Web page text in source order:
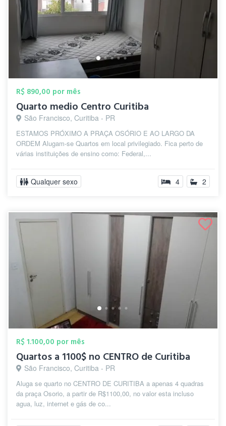
R$ 890,00 por mês
Quarto medio Centro Curitiba
São Francisco, Curitiba - PR
ESTAMOS PRÓXIMO A PRAÇA OSÓRIO E AO LARGO DA
ORDEM Alugam-se Quartos em local privilegiado. Fica perto de
várias instituições de ensino como: Federal,...
Qualquer sexo 4 2
R$ 1.100,00 por mês
Quartos a 1100$ no CENTRO de Curitiba
São Francisco, Curitiba - PR
Aluga se quarto no CENTRO DE CURITIBA a apenas 4 quadras
da praça Osorio, a partir de R$1100,00, no valor esta incluso
agua, luz, internet e gás de co...